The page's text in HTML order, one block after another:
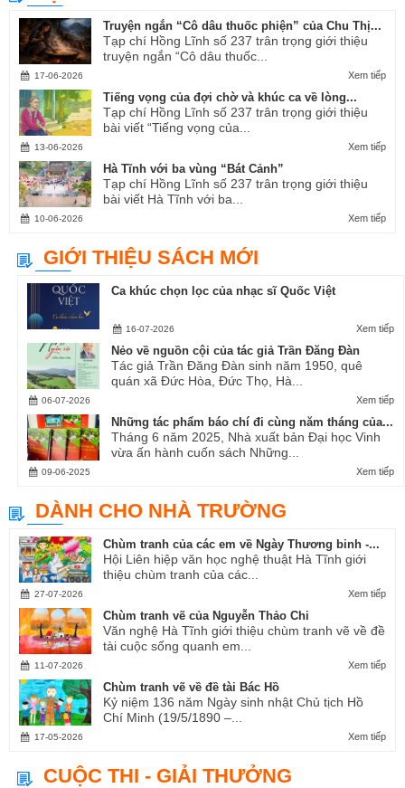
Truyện ngắn “Cô dâu thuốc phiện” của Chu Thị...
Tạp chí Hồng Lĩnh số 237 trân trọng giới thiệu
truyện ngắn “Cô dâu thuốc...
Xem tiếp
17-06-2026
Tiếng vọng của đợi chờ và khúc ca về lòng...
Tạp chí Hồng Lĩnh số 237 trân trọng giới thiệu
bài viết “Tiếng vọng của...
Xem tiếp
13-06-2026
Hà Tĩnh với ba vùng “Bát Cảnh”
Tạp chí Hồng Lĩnh số 237 trân trọng giới thiệu
bài viết Hà Tĩnh với ba...
Xem tiếp
10-06-2026
GIỚI THIỆU SÁCH MỚI
Ca khúc chọn lọc của nhạc sĩ Quốc Việt
Xem tiếp
16-07-2026
Nẻo về nguồn cội của tác giả Trần Đăng Đàn
Tác giả Trần Đăng Đàn sinh năm 1950, quê
quán xã Đức Hòa, Đức Thọ, Hà...
Xem tiếp
06-07-2026
Những tác phẩm báo chí đi cùng năm tháng của...
Tháng 6 năm 2025, Nhà xuất bản Đại học Vinh
vừa ấn hành cuốn sách Những...
Xem tiếp
09-06-2025
DÀNH CHO NHÀ TRƯỜNG
Chùm tranh của các em về Ngày Thương binh -...
Hội Liên hiệp văn học nghệ thuật Hà Tĩnh giới
thiệu chùm tranh của các...
Xem tiếp
27-07-2026
Chùm tranh vẽ của Nguyễn Thảo Chi
Văn nghệ Hà Tĩnh giới thiệu chùm tranh vẽ về đề
tài cuộc sống quanh em...
Xem tiếp
11-07-2026
Chùm tranh vẽ về đề tài Bác Hồ
Kỷ niệm 136 năm Ngày sinh nhật Chủ tịch Hồ
Chí Minh (19/5/1890 –...
Xem tiếp
17-05-2026
CUỘC THI - GIẢI THƯỞNG